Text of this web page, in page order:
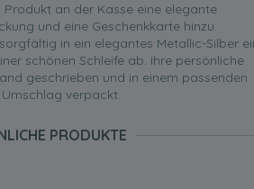
Produkt an der Kasse eine elegante
und eine Geschenkkarte hinzu.
in ein elegantes Metallic-Silber
schönen Schleife ab. Ihre persönliche
geschrieben und in einem passenden
Umschlag verpackt.
PRODUKTE